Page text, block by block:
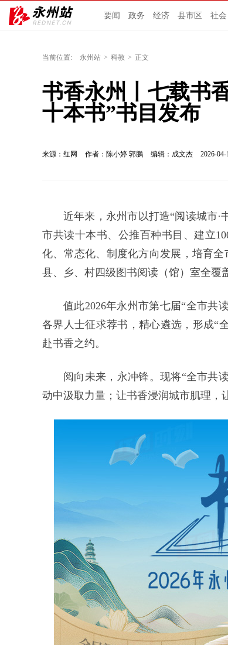
要闻 政务 经济 县市区 社会
当前位置: 永州站 > 科教 > 正文
书香永州丨七载书
十本书”书目发布
来源：红网 作者：陈小婷 郭鹏 编辑：成文杰 2026-04-
近年来，永州市以打造“阅读城市·
市共读十本书、公推百种书目、建立
化、常态化、制度化方向发展，培育全
县、乡、村四级图书阅读（馆）室全覆
值此2026年永州市第七届“全市共
各界人士征求荐书，精心遴选，形成“
赴书香之约。
阅 向未来， 永冲锋。现将“全市共
动中汲取力量；让书香浸润城市肌理，